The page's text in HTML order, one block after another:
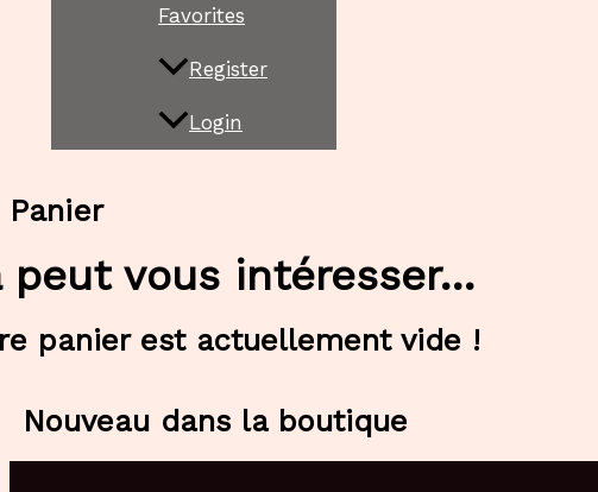
Favorites
Register
Login
Panier
peut vous intéresser…
panier est actuellement vide !
Nouveau dans la boutique